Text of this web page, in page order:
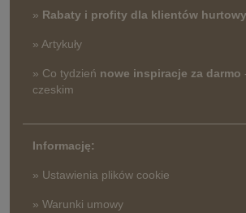
» Rabaty i profity dla klientów
» Artykuły
» Co tydzień nowe inspiracje za darmo
czeskim
Informację:
» Ustawienia plików cookie
» Warunki umowy